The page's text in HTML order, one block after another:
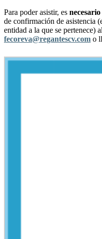
Para poder asistir, es
de confirmación de asistencia
entidad a la que se pertenece)
fecoreva@regantescv.com o